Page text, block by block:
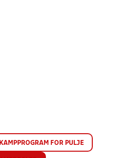
KAMPPROGRAM FOR PULJE